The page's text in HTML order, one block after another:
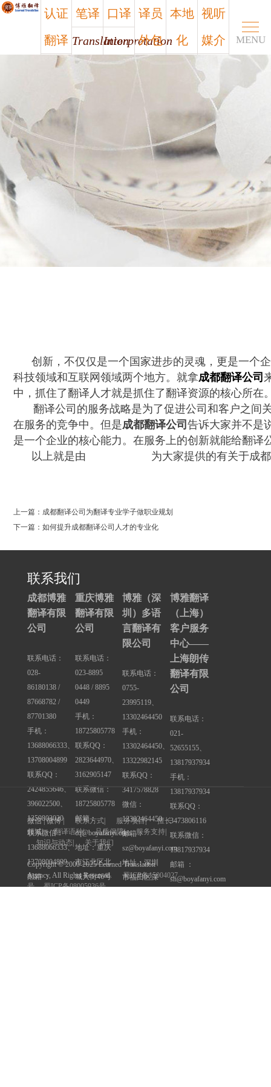
认证
翻译
Certified
翻译
笔译
Translation
笔译
口译
Interpretation
口译
译员
外包
Outsourcing
外包
本地
化
Localization
视听
媒介
Media
视听
媒介
MENU
创新，不仅仅是一个国家进步的灵魂，更是一个
科技领域和互联网领域两个地方。就拿成都翻译公司
中，抓住了翻译人才就是抓住了翻译资源的核心所在
翻译公司的服务战略是为了促进公司和客户之间
在服务的竞争中。但是成都翻译公司告诉大家并不是
是一个企业的核心能力。在服务上的创新就能给翻译
以上就是由
为大家提供的有关于成
上一篇：成都翻译公司为翻译专业学子做职业规划
下一篇：如何提升成都翻译公司人才的专业化
联系我们
成都博雅
翻译有限
公司
联系电话：
028-
86180138 /
87668782 /
87701380
手机：
13688066333、
13708004899
联系QQ：
2424855646、
396022500、
1359803020
联系微信：
13688066333、
13708004899
邮箱 ：
重庆博雅
翻译有限
公司
联系电话：
023-8895
0448 / 8895
0449
手机：
18725805778
联系QQ：
2823644970、
3162905147
联系微信：
18725805778
邮箱：
cq@boyafanyi.com
地址：重庆
市江北区北
城天街46号
博雅（深
圳）多语
言翻译有
限公司
联系电话：
0755-
23995119、
13302464450
手机：
13302464450、
13322982145
联系QQ：
3417578828
微信：
13302464450
邮箱：
sz@boyafanyi.com
地址：深圳
市福田区深
博雅翻译
（上海）
客户服务
中心——
上海朗传
翻译有限
公司
联系电话：
021-
52655155、
13817937934
手机：
13817937934
联系QQ：
3473806116
联系微信：
13817937934
邮箱 ：
sh@boyafanyi.com
微信 | 微博 | 联系方式| 服务项目|
擅长
领域| 翻译语种| 品质保障| 服务支持|
知识与动态
关于我们
Copyright © 2000-2025 Learned Translation
Agency, All Rights Reserved.
蜀ICP备15004027
号
蜀ICP备08005936号